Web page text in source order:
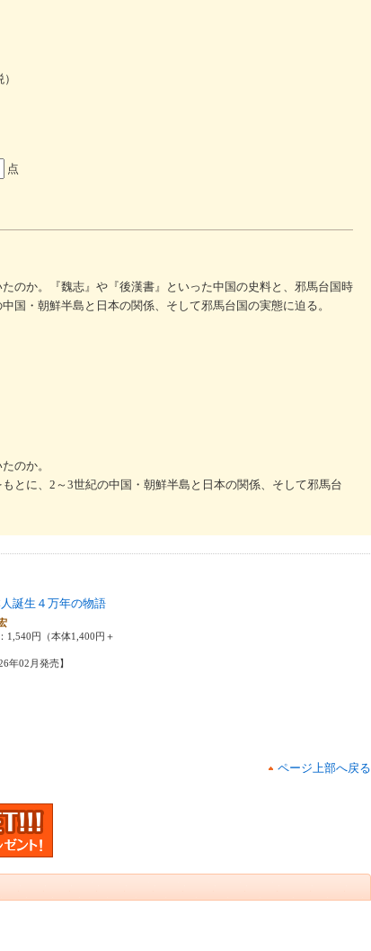
点
のか。『魏志』や『後漢書』といった中国の史料と、邪馬台国時
国・朝鮮半島と日本の関係、そして邪馬台国の実態に迫る。
のか。
とに、2～3世紀の中国・朝鮮半島と日本の関係、そして邪馬台
誕生４万年の物語
1,540円（本体1,400円＋
年02月発売】
ページ上部へ戻る